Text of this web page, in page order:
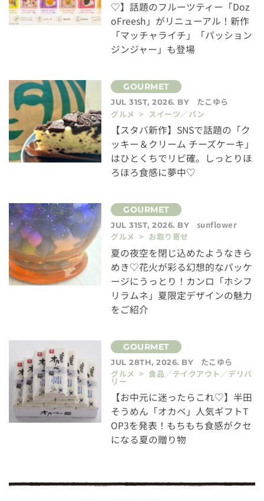
♡】話題のフルーツティー「Doz
oFreesh」がリニューアル！新作
「マッチャライチ」「パッション
ジンジャー」も登場
JUL 31ST, 2026. BY
たこゆら
グルメ > スイーツ／パン
【スタバ新作】SNSで話題の「ク
ッキー＆クリーム チーズケーキ」
はひとくちでリピ確。しっとりほ
ろほろ食感に夢中♡
JUL 31ST, 2026. BY
sunflower
グルメ > お取り寄せ
夏の夜空を閉じ込めたようなきら
めき♡花火が彩る幻想的なパッケ
ージにうっとり！カンロ「ホシフ
リラムネ」夏限定デザインの魅力
をご紹介
JUL 28TH, 2026. BY
たこゆら
グルメ > 食品／テイクアウト／デリバ
リー
【お中元に迷ったらこれ♡】半田
そうめん「オカベ」人気ギフトT
OP3を発表！もちもち食感がクセ
になる夏の贈り物